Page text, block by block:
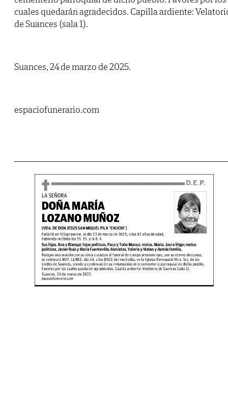
cuales quedarán agradecidos. Capilla ardiente:
de Suances (sala 1).
Suances, 24 de marzo de 2025.
espaciofunerario.com